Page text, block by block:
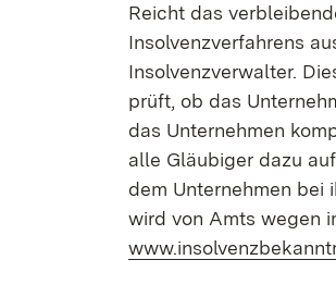
Reicht das
Insolvenzverfahrens
Insolvenzverwalter.
prüft, ob das
das Unternehmen
alle Gläubiger dazu
dem Unternehmen bei
wird von Amts wegen